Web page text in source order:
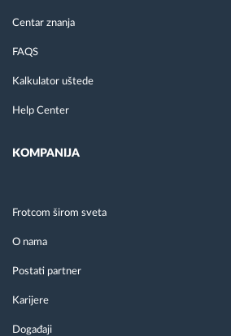
Centar znanja
FAQS
Kalkulator uštede
Help Center
KOMPANIJA
Frotcom širom sveta
O nama
Postati partner
Karijere
Događaji